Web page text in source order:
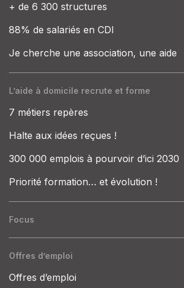
+ de 6 300 structures
88% de salariés en CDI
Je cherche une association, une aide
L’aide à domicile recrute et forme
7 métiers repères
Halte aux idées reçues !
300 000 emplois à pourvoir d’ici 2030
Priorité formation… et évolution !
Focus
Offres d’emploi
Offres d’emploi